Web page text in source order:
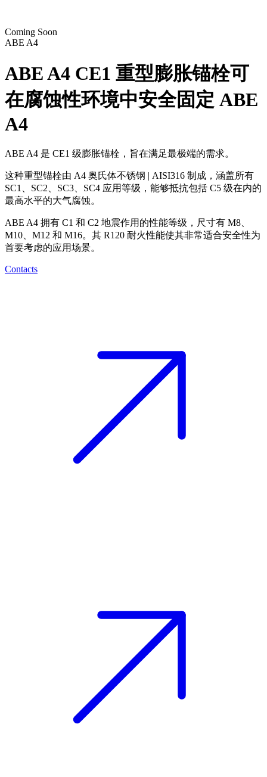
Coming Soon
ABE A4
ABE A4 CE1 重型膨胀锚栓可
在腐蚀性环境中安全固定 ABE
A4
ABE A4 是 CE1 级膨胀锚栓 ，旨在满足最极端的需求。
这种重型锚栓由 A4 奥氏体不锈钢 | AISI316 制成，涵盖所有
SC1、SC2、SC3、SC4 应用等级，能够抵抗包括 C5 级在内的
最高水平的大气腐蚀。
ABE A4 拥有 C1 和 C2 地震作用的性能等级，尺寸有 M8、
M10、M12 和 M16。其 R120 耐火性能使其非常适合安全性为
首要考虑的应用场景。
Contacts